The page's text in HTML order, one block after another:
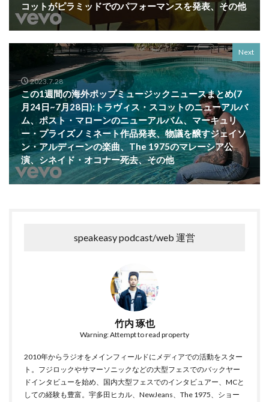
コットがピラミッドでのパフォーマンスを発表、その他
Next
2023.7.28
この1週間の海外ポップミュージックニュースまとめ(7
月24日~7月28日):トラヴィス・スコットのニューアルバ
ム、ポスト・マローンのニューアルバム、マーキュリ
ー・プライズノミネート作品発表、物議を醸すジェイソ
ン・アルディーンの楽曲、The 1975のマレーシア公
演、シネイド・オコナー死去、その他
speakeasy podcast/web 運営
竹内 琢也
Warning: Attempt to read property
2010年からラジオをメインフィールドにメディアでの活動をスター
ト。フジロックやサマーソニックなどの大型フェスでのバックヤー
ドインタビューを始め、国内大型フェスでのインタビュアー、MCと
しての経験も豊富。宇多田ヒカル、NewJeans、The 1975、ショー